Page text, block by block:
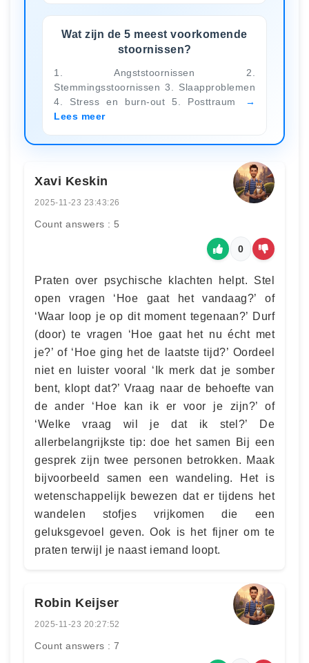
Wat zijn de 5 meest voorkomende
stoornissen?
1. Angststoornissen 2.
Stemmingsstoornissen 3. Slaapproblemen
4. Stress en burn-out 5. Posttraum
Lees meer
Xavi Keskin
2025-11-23 23:43:26
Count answers : 5
0
Praten over psychische klachten helpt. Stel
open vragen ‘Hoe gaat het vandaag?’ of
‘Waar loop je op dit moment tegenaan?’ Durf
(door) te vragen ‘Hoe gaat het nu écht met
je?’ of ‘Hoe ging het de laatste tijd?’ Oordeel
niet en luister vooral ‘Ik merk dat je somber
bent, klopt dat?’ Vraag naar de behoefte van
de ander ‘Hoe kan ik er voor je zijn?’ of
‘Welke vraag wil je dat ik stel?’ De
allerbelangrijkste tip: doe het samen Bij een
gesprek zijn twee personen betrokken. Maak
bijvoorbeeld samen een wandeling. Het is
wetenschappelijk bewezen dat er tijdens het
wandelen stofjes vrijkomen die een
geluksgevoel geven. Ook is het fijner om te
praten terwijl je naast iemand loopt.
Robin Keijser
2025-11-23 20:27:52
Count answers : 7